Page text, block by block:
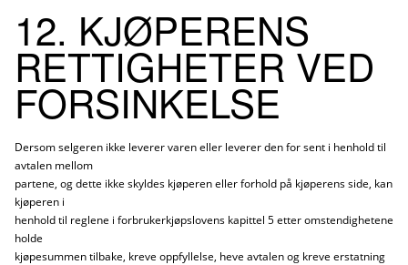
12. KJØPERENS
RETTIGHETER VED
FORSINKELSE
Dersom selgeren ikke leverer varen eller leverer den for sent i henhold til
avtalen mellom
partene, og dette ikke skyldes kjøperen eller forhold på kjøperens side, kan
kjøperen i
henhold til reglene i forbrukerkjøpslovens kapittel 5 etter omstendighetene
holde
kjøpesummen tilbake, kreve oppfyllelse, heve avtalen og kreve erstatning